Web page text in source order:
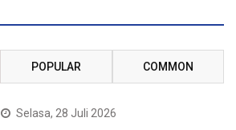
POPULAR COMMON
Selasa, 28 Juli 2026